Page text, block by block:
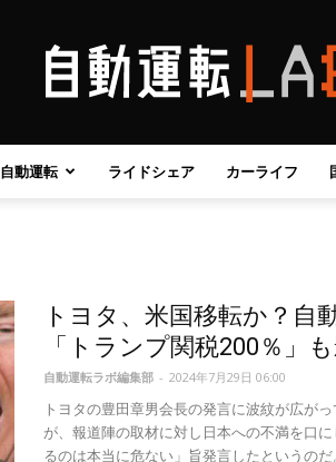
自動運転 ライドシェア カーライフ
トヨタ、米国移転か？自
「トランプ関税200％」
自動運転ラボ編集部 - 2024年7月29日 06:00
トヨタの豊田章男会長の発言に波紋が広が
が、報道陣の取材に対し日本への不満を口
るのは本当に危ない」旨発言したというの